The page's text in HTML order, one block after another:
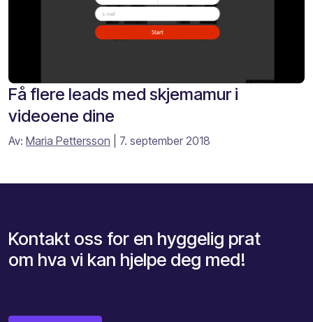
Få flere leads med skjemamur i
videoene dine
Av: Maria Pettersson | 7. september 2018
Kontakt oss for en hyggelig prat
om hva vi kan hjelpe deg med!